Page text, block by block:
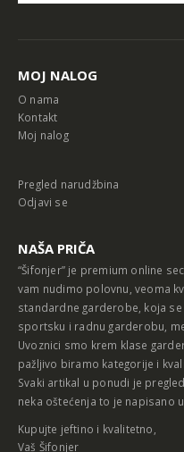
MOJ NALOG
O nama
Kontakt
Moj nalog
Pregled narudžbina
Odjavi se
NAŠA PRIČA
“Šifonjer” je premium online
vam nudimo polovnu, veoma
standardne garderobe, koja
sportsku i radnu garderobu,
Uvoznici smo krem klase
pažljivo biramo kategorije i
Svaki artikal u ponudi je
neka oštećenja to je napisano
Kupujte jeftino i kvalitetno,
Vaš Šifonjer